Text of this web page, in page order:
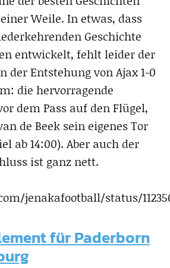
Weile. In etwas, dass
Geschichte
entwickelt, fehlt leider der
der Entstehung von Ajax 1-0
die hervorragende
dem Pass auf den Flügel,
de Beek sein eigenes Tor
ab 14:00). Aber auch der
ist ganz nett.
jenakafootball/status/
für Paderborn